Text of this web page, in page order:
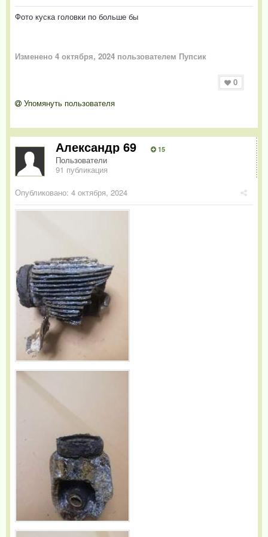
Фото куска головки по больше бы
Изменено 4 октября, 2024 пользователем Пупсик
0
Упомянуть пользователя
Александр 69 15
Пользователи
91 публикация
Опубликовано: 4 октября, 2024